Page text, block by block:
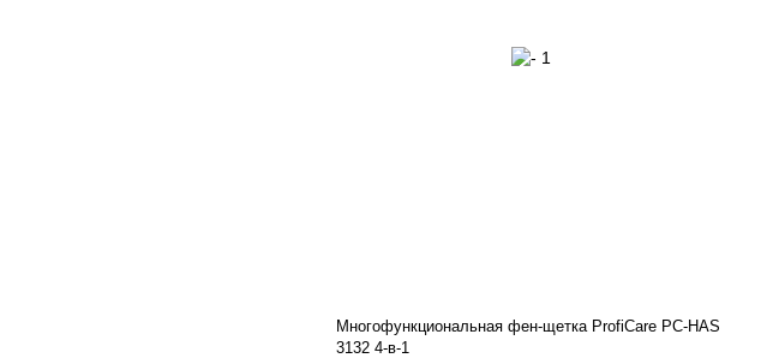
Многофункциональная фен-щетка ProfiCare PC-HAS
3132 4-в-1